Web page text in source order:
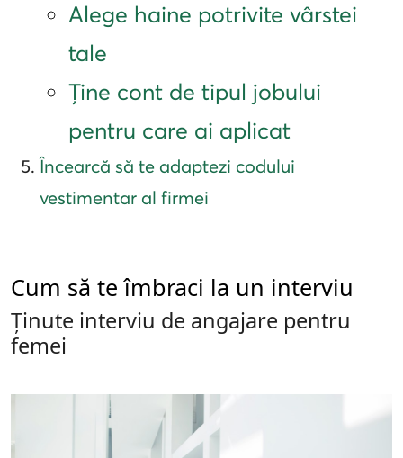
Alege haine potrivite vârstei
tale
Ține cont de tipul jobului
pentru care ai aplicat
Încearcă să te adaptezi codului
vestimentar al firmei
Cum să te îmbraci la un interviu
Ținute interviu de angajare pentru
femei